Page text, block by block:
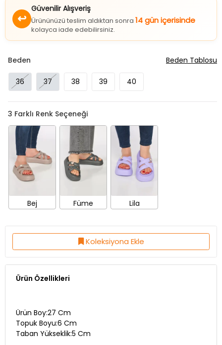
↩
Güvenilir Alışveriş
Ürününüzü teslim aldıktan sonra 14 gün içerisinde
kolayca iade edebilirsiniz.
Beden
36 37 38 39 40
Beden Tablosu
3 Farklı Renk Seçeneği
Bej Füme Lila
Koleksiyona Ekle
Ürün Özellikleri
Ürün Boy:27 Cm
Topuk Boyu:6 Cm
Taban Yükseklik:5 Cm